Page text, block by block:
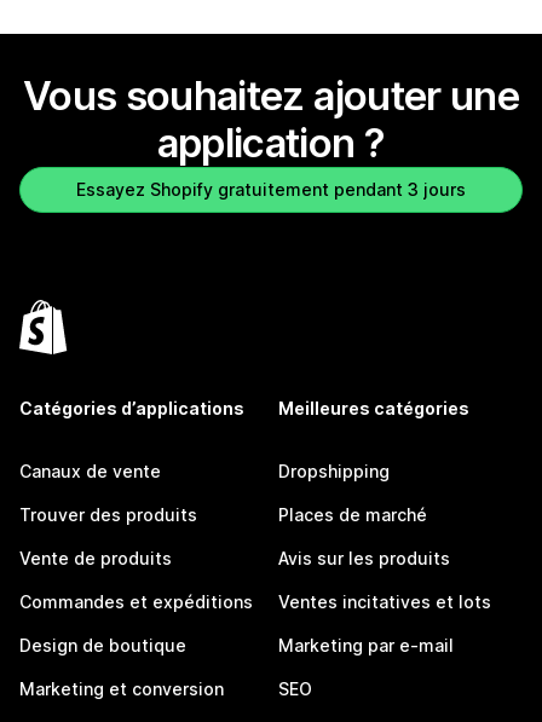
Vous souhaitez ajouter une
application ?
Essayez Shopify gratuitement pendant 3 jours
Catégories d’applications
Canaux de vente
Trouver des produits
Vente de produits
Commandes et expéditions
Design de boutique
Marketing et conversion
Meilleures catégories
Dropshipping
Places de marché
Avis sur les produits
Ventes incitatives et lots
Marketing par e-mail
SEO